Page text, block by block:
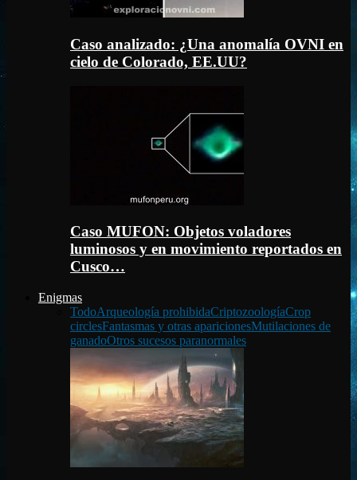
Caso analizado: ¿Una anomalía OVNI en
cielo de Colorado, EE.UU?
Caso MUFON: Objetos voladores
luminosos y en movimiento reportados en
Cusco…
Enigmas
TodoArqueología prohibidaCriptozoologíaCrop
circlesFantasmas y otras aparicionesMutilaciones de
ganadoOtros sucesos paranormales